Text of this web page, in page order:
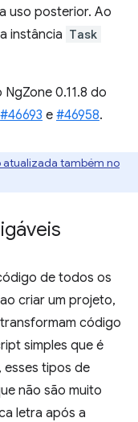
uso posterior. Ao
instância Task
0.11.8 do
#46693 e #46958.
atualizada também no
de todos os
criar um projeto,
código
simples que é
esses tipos de
não são muito
letra após a